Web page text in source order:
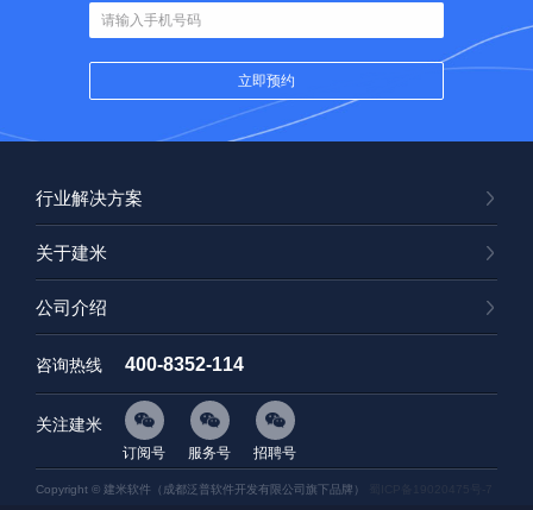
行业解决方案
关于建米
公司介绍
咨询热线 400-8352-114
关注建米
订阅号 服务号 招聘号
Copyright © 建米软件（成都泛普软件开发有限公司旗下品牌）